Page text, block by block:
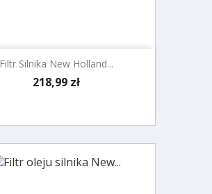
Filtr Silnika New Holland...
Cena
218,99 zł